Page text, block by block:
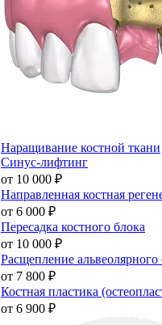
Наращивание костной ткани
Синус-лифтинг
от 10 000 ₽
Направленная костная
от 6 000 ₽
Пересадка костного блока
от 10 000 ₽
Расщепление альвеолярного
от 7 800 ₽
Костная пластика
от 6 900 ₽